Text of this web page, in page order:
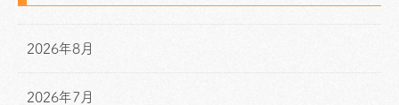
2026年8月
2026年7月